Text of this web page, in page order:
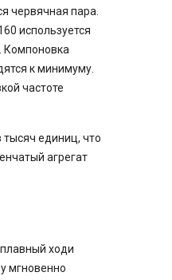
червячная пара.
используется
Компоновка
к минимуму.
частоте
тысяч единиц, что
агрегат
ходи
мгновенно